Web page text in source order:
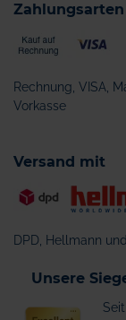
Zahlungsarten
Rechnung, VISA,
Vorkasse
Versand mit
DPD, Hellmann
Unsere